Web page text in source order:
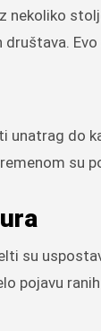
nekoliko
do
su
su
pojavu